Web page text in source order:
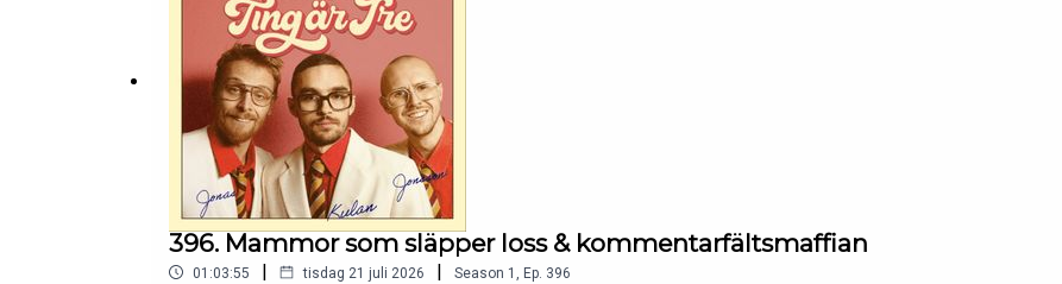
396. Mammor som släpper loss & kommentarfältsmaffian
01:03:55 | tisdag 21 juli 2026 | Season 1 Ep. 396